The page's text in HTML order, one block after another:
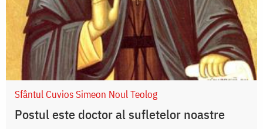
Sfântul Cuvios Simeon Noul Teolog
Postul este doctor al sufletelor noastre